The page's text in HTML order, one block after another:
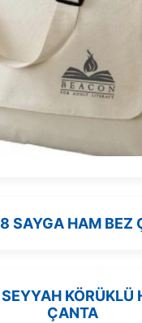
SAYGA HAM BEZ
KÖRÜKLÜ
ÇANTA